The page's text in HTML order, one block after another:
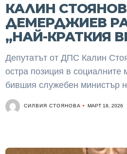
КАЛИН
ДЕМЕРДЖИЕВ
„НАЙ-КРАТКИЯ
Депутатът от ДПС Калин
остра позиция в
бившия служебен министър
СИЛВИЯ СТОЯНОВА МАРТ 18, 2026